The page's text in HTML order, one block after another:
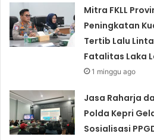
Mitra FKLL
Peningkatan
Tertib Lalu
Fatalitas Laka
1 minggu ago
Jasa Raharja
Polda Kepri
Sosialisasi